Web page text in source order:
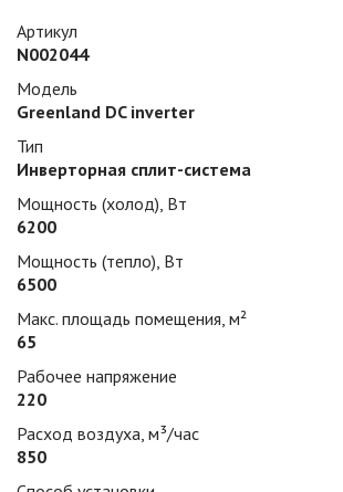
Артикул
N002044
Модель
Greenland DC inverter
Тип
Инверторная сплит-система
Мощность (холод), Вт
6200
Мощность (тепло), Вт
6500
Макс. площадь помещения, м²
65
Рабочее напряжение
220
Расход воздуха, м³/час
850